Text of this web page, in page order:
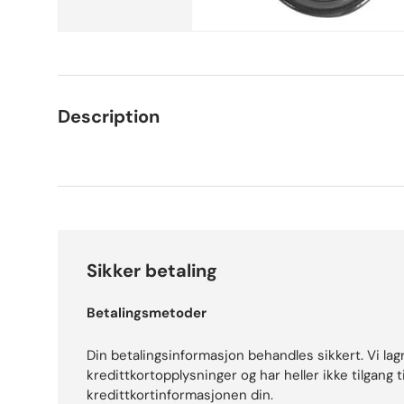
Description
Sikker betaling
Betalingsmetoder
Din betalingsinformasjon behandles sikkert. Vi
kredittkortopplysninger og har heller ikke tilgang
kredittkortinformasjonen din.